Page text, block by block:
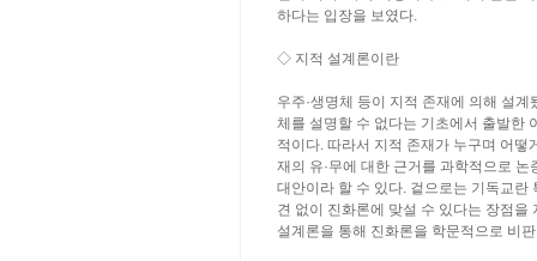
하다는 입장을 보였다.
◇ 지적 설계론이란
우주·생명체 등이 지적 존재에 의해 설
체를 설명할 수 없다는 기초에서 출발한
적이다. 따라서 지적 존재가 누구며 어
재의 유·무에 대한 근거를 과학적으로
대안이라 할 수 있다. 겉으로는 기독교
견 없이 진화론에 맞설 수 있다는 장점
설계론을 통해 진화론을 학문적으로 비